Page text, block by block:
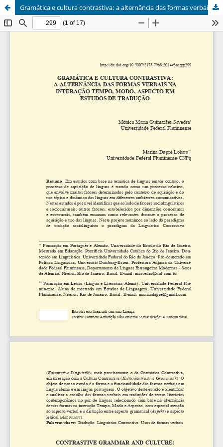
Gramática e cultura contrastiva: a alternância das formas verbais na interação tempo, modo, aspecto em estudos de tradução